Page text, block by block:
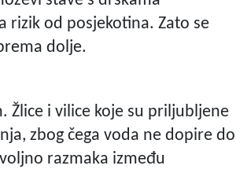
rizik od posjekotina. Zato se
dolje.
Žlice i vilice koje su priljubljene
zbog čega voda ne dopire do
razmaka između